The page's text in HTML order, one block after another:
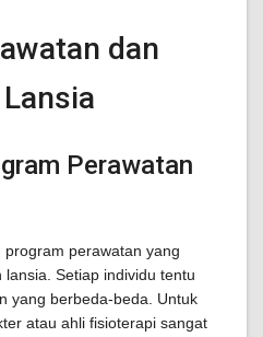
dan
Perawatan
perawatan yang
Setiap individu tentu
yang berbeda-beda. Untuk
atau ahli fisioterapi sangat